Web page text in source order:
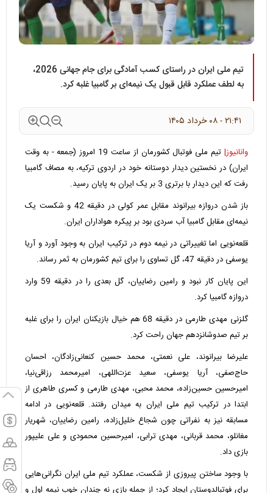
تیم ملی ایران در راستای کسب آمادگی برای جام جهانی 2026،
به لطف عملکرد قابل قبول یک نیمه‌ای بر گامبیا غلبه کرد.
۲۱:۴۱ - ۰۸ خرداد ۱۴۰۵
وانانیوز|
تیم ملی فوتبال کشورمان از ساعت 19 امروز (جمعه - به وقت
ایران) در نخستین دیدار دوستانه خود در اردوی ترکیه، به مصاف گامبیا
رفت که این دیدار با برتری 3 بر یک ایران به پایان رسید.
باز شدن دروازه بیرانوند مقابل عمر کولی در دقیقه 42 و شکست یک
نیمه‌ای مقابل گامبیا آب سردی بود بر پیکره هواداران ایران.
قلعه‌نویی اما تغییراتی در نیمه دوم در ترکیب ایران به وجود آورد و آریا
یوسفی در دقیقه 47، گل تساوی را برای تیم کشورمان به ثمر رساند.
این پایان کار نبود و رامین رضاییان، گل بعدی را در دقیقه 59 وارد
دروازه گامبیا کرد.
گلزنی مهدی طارمی در دقیقه 68 هم خیال بازیکنان ایران را برای غلبه
بر تیم صدوشانزدهم جهان راحت کرد.
علیرضا بیرانوند، علی نعمتی، محمد حسین کنعانی‌زادگان، احسان
حاج‌صفی، آریا یوسفی، سعید عزت‌اللهی، امیرمحمد رزاقی‌نیا،
امیرحسین حسین‌زاده، محمد محبی، مهدی طارمی و کسری طاهری از
ابتدا در ترکیب تیم ملی ایران به میدان رفتند. قلعه‌نویی در ادامه
مسابقه نیز به نفراتی چون شجاع خلیل‌زاده، رامین رضاییان، شهریار
مغانلو، محمد قربانی، مهدی ترابی، امیرحسین محمودی و علی علیپور
بازی داد.
با وجود ساختن پیروزی از شکست، عملکرد تیم ملی ایران نگرانی‌هایی
برای فوتبالدوستان ایجاد کرد؛ از جمله بازی نه چندان خوب نیمه اول و